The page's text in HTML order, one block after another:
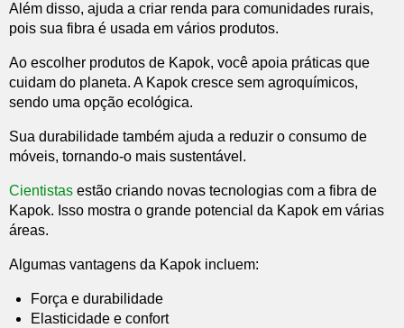
Além disso, ajuda a criar renda para comunidades rurais,
pois sua fibra é usada em vários produtos.
Ao escolher produtos de Kapok, você apoia práticas que
cuidam do planeta. A Kapok cresce sem agroquímicos,
sendo uma opção ecológica.
Sua durabilidade também ajuda a reduzir o consumo de
móveis, tornando-o mais sustentável.
Cientistas estão criando novas tecnologias com a fibra de
Kapok. Isso mostra o grande potencial da Kapok em várias
áreas.
Algumas vantagens da Kapok incluem:
Força e durabilidade
Elasticidade e confort